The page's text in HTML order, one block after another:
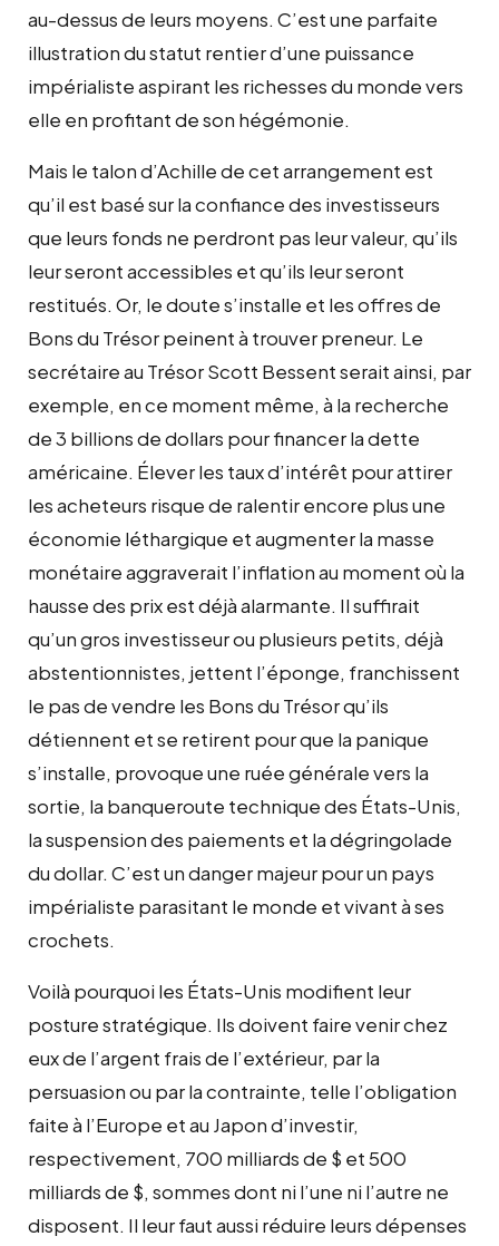
au-dessus de leurs moyens. C’est une parfaite
illustration du statut rentier d’une puissance
impérialiste aspirant les richesses du monde vers
elle en profitant de son hégémonie.
Mais le talon d’Achille de cet arrangement est
qu’il est basé sur la confiance des investisseurs
que leurs fonds ne perdront pas leur valeur, qu’ils
leur seront accessibles et qu’ils leur seront
restitués. Or, le doute s’installe et les offres de
Bons du Trésor peinent à trouver preneur. Le
secrétaire au Trésor Scott Bessent serait ainsi, par
exemple, en ce moment même, à la recherche
de 3 billions de dollars pour financer la dette
américaine. Élever les taux d’intérêt pour attirer
les acheteurs risque de ralentir encore plus une
économie léthargique et augmenter la masse
monétaire aggraverait l’inflation au moment où la
hausse des prix est déjà alarmante. Il suffirait
qu’un gros investisseur ou plusieurs petits, déjà
abstentionnistes, jettent l’éponge, franchissent
le pas de vendre les Bons du Trésor qu’ils
détiennent et se retirent pour que la panique
s’installe, provoque une ruée générale vers la
sortie, la banqueroute technique des États-Unis,
la suspension des paiements et la dégringolade
du dollar. C’est un danger majeur pour un pays
impérialiste parasitant le monde et vivant à ses
crochets.
Voilà pourquoi les États-Unis modifient leur
posture stratégique. Ils doivent faire venir chez
eux de l’argent frais de l’extérieur, par la
persuasion ou par la contrainte, telle l’obligation
faite à l’Europe et au Japon d’investir,
respectivement, 700 milliards de $ et 500
milliards de $, sommes dont ni l’une ni l’autre ne
disposent. Il leur faut aussi réduire leurs dépenses